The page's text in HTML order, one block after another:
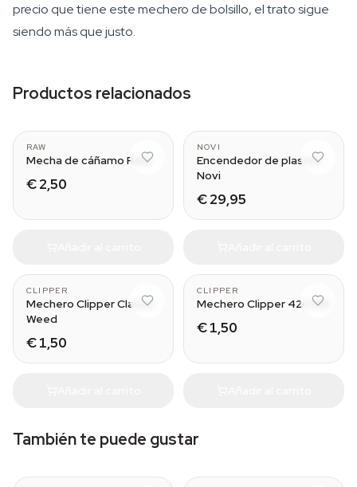
precio que tiene este mechero de bolsillo, el trato sigue
siendo más que justo.
Productos relacionados
RAW
Mecha de cáñamo RAW
€ 2,50
NOVI
Encendedor de plasma
Novi
€ 29,95
CLIPPER
Mechero Clipper Classic
Weed
€ 1,50
CLIPPER
Mechero Clipper 420 Mix
€ 1,50
También te puede gustar